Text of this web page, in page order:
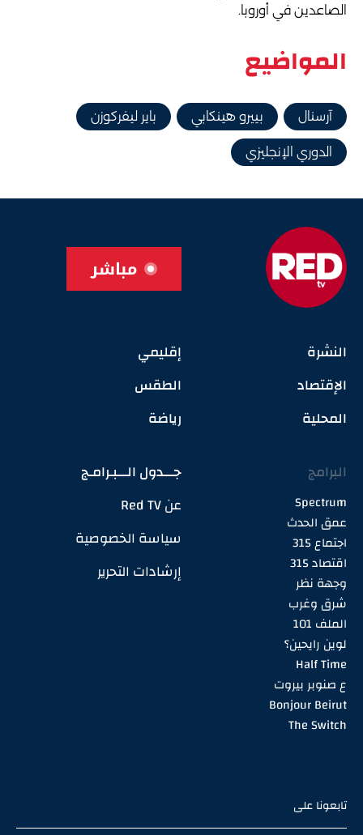
الصاعدين في أوروبا.
المواضيع
آرسنال بييرو هينكابي باير ليفركوزن
الدوري الإنجليزي
مباشر
النشرة
الإقتصاد
المحلية
إقليمي
الطقس
رياضة
البرامج
Spectrum
عمق الحدث
اجتماع 315
اقتصاد 315
وجهة نظر
شرق وغرب
الملف 101
لوين رايحين؟
Half Time
ع صنوبر بيروت
Bonjour Beirut
The Switch
جـــدول الـــبـرامـج
عن Red TV
سياسة الخصوصية
إرشادات التحرير
تابعونا على